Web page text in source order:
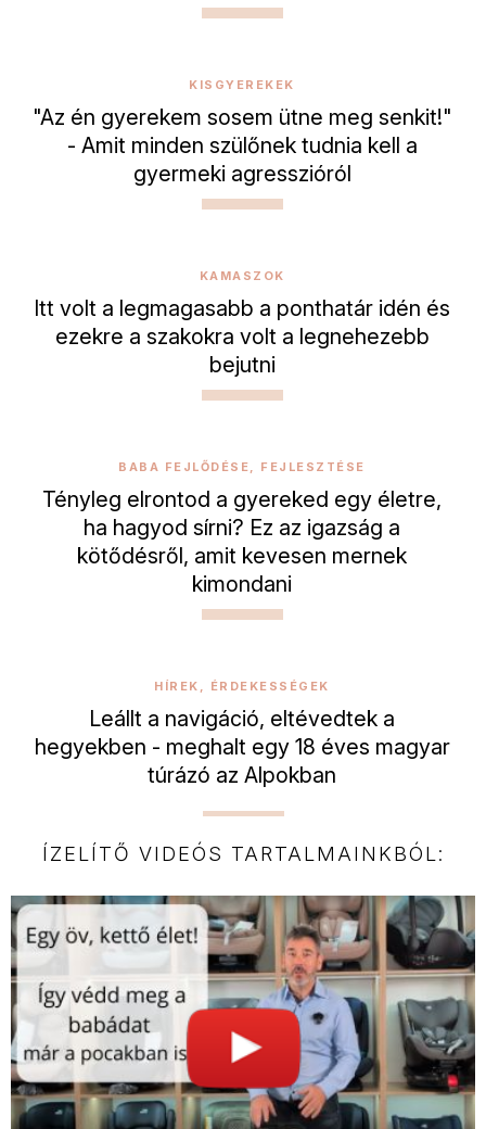
KISGYEREKEK
"Az én gyerekem sosem ütne meg senkit!"
- Amit minden szülőnek tudnia kell a
gyermeki agresszióról
KAMASZOK
Itt volt a legmagasabb a ponthatár idén és
ezekre a szakokra volt a legnehezebb
bejutni
BABA FEJLŐDÉSE, FEJLESZTÉSE
Tényleg elrontod a gyereked egy életre,
ha hagyod sírni? Ez az igazság a
kötődésről, amit kevesen mernek
kimondani
HÍREK, ÉRDEKESSÉGEK
Leállt a navigáció, eltévedtek a
hegyekben - meghalt egy 18 éves magyar
túrázó az Alpokban
ÍZELÍTŐ VIDEÓS TARTALMAINKBÓL: